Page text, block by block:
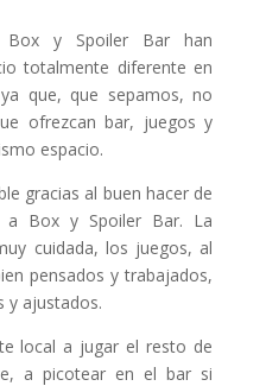
y Spoiler Bar han
totalmente diferente en
que, que sepamos, no
ofrezcan bar, juegos y
espacio.
gracias al buen hacer de
Box y Spoiler Bar. La
cuidada, los juegos, al
pensados y trabajados,
y ajustados.
local a jugar el resto de
a picotear en el bar si